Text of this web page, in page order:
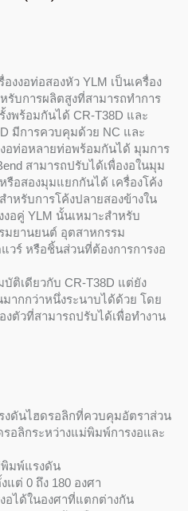
องงอท่อสองหัว YLM เป็นเครื่อง
รับการผลิตสูงที่สามารถทำการ
งพร้อมกันได้ CR-T38D และ
มีการควบคุมด้วย NC และ
อท่อหลายท่อพร้อมกันได้ มุมการ
สามารถปรับได้เพื่องอในมุม
รือสองมุมแยกกันได้ เครื่องโค้ง
หรับการโค้งปลายสองข้างใน
อคู่ YLM นั้นเหมาะสำหรับ
มยานยนต์ อุตสาหกรรม
วร์ หรือชิ้นส่วนที่ต้องการการงอ
ติเดียวกับ CR-T38D แต่ยัง
ากกว่าหนึ่งระนาบได้ด้วย โดย
ตัวที่สามารถปรับได้เพื่อทำงาน
งดันไฮดรอลิกที่ควบคุมอัตราส่วน
อลิกระหว่างแม่พิมพ์การงอและ
มพ์แรงดัน
ต่ 0 ถึง 180 องศา
อได้ในองศาที่แตกต่างกัน